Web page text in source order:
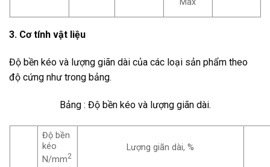
Max
3. Cơ tính vật liệu
Độ bền kéo và lượng giãn dài của các loại sản phẩm theo
độ cứng như trong bảng.
Bảng : Độ bền kéo và lượng giãn dài.
Độ bền
kéo
N/mm2
Lượng giãn dài, %